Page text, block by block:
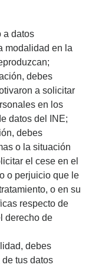
a datos
modalidad en la
debes
a solicitar
en los
datos del INE;
debes
o la situación
el cese en el
o perjuicio que le
o en su
respecto de
derecho de
debes
tus datos